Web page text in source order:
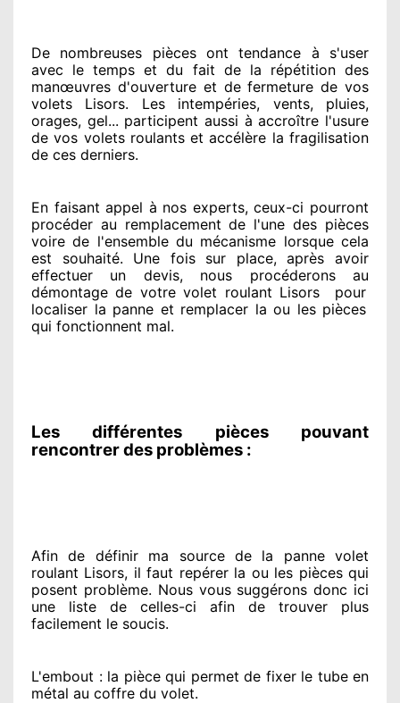
De nombreuses pièces ont tendance à s'user
avec le temps et du fait de la répétition des
manœuvres d'ouverture et de fermeture de vos
volets Lisors. Les intempéries, vents, pluies,
orages, gel... participent aussi à accroître l'usure
de vos volets roulants et accélère la fragilisation
de ces derniers.
En faisant appel à nos experts, ceux-ci pourront
procéder au remplacement de l'une des pièces
voire de l'ensembledu mécanisme lorsque cela
est souhaité. Une fois sur place, après avoir
effectuer un devis, nous procéderons au
démontage de votre volet roulant Lisors
pour
localiser la panne et remplacer la ou les pièces
qui fonctionnent mal.
Les différentes pièces pouvant
rencontrer des problèmes :
Afin de définir ma sourcede la panne volet
roulant Lisors, il faut repérerla ou les pièces qui
posent problème. Nous vous suggérons donc ici
une liste de celles-ci afin de trouver plus
facilement le soucis.
L'embout : la pièce qui permet de fixer le tube en
métal au coffre du volet.